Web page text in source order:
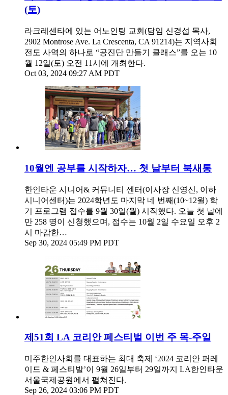
(토)
라크레센타에 있는 어노인팅 교회(담임 신경섭 목사,
2902 Montrose Ave. La Crescenta, CA 91214)는 지역사회
전도 사역의 하나로 “공진단 만들기 클래스”를 오는 10
월 12일(토) 오전 11시에 개최한다.
Oct 03, 2024 09:27 AM PDT
10월엔 공부를 시작하자… 첫 날부터 북새통
한인타운 시니어& 커뮤니티 센터(이사장 신영신, 이하
시니어센터)는 2024학년도 마지막 네 번째(10~12월) 학
기 프로그램 접수를 9월 30일(월) 시작했다. 오늘 첫 날에
만 258 명이 신청했으며, 접수는 10월 2일 수요일 오후 2
시 마감한…
Sep 30, 2024 05:49 PM PDT
제51회 LA 코리안 페스티벌 이번 주 목-주일
미주한인사회를 대표하는 최대 축제 ‘2024 코리안 퍼레
이드 & 페스티발’이 9월 26일부터 29일까지 LA한인타운
서울국제공원에서 펼쳐진다.
Sep 26, 2024 03:06 PM PDT